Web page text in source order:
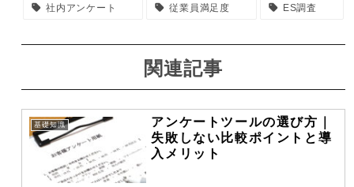
社内アンケート 従業員満足度 ES調査
関連記事
基礎知識
アンケートツールの選び方｜
失敗しない比較ポイントと導
入メリット